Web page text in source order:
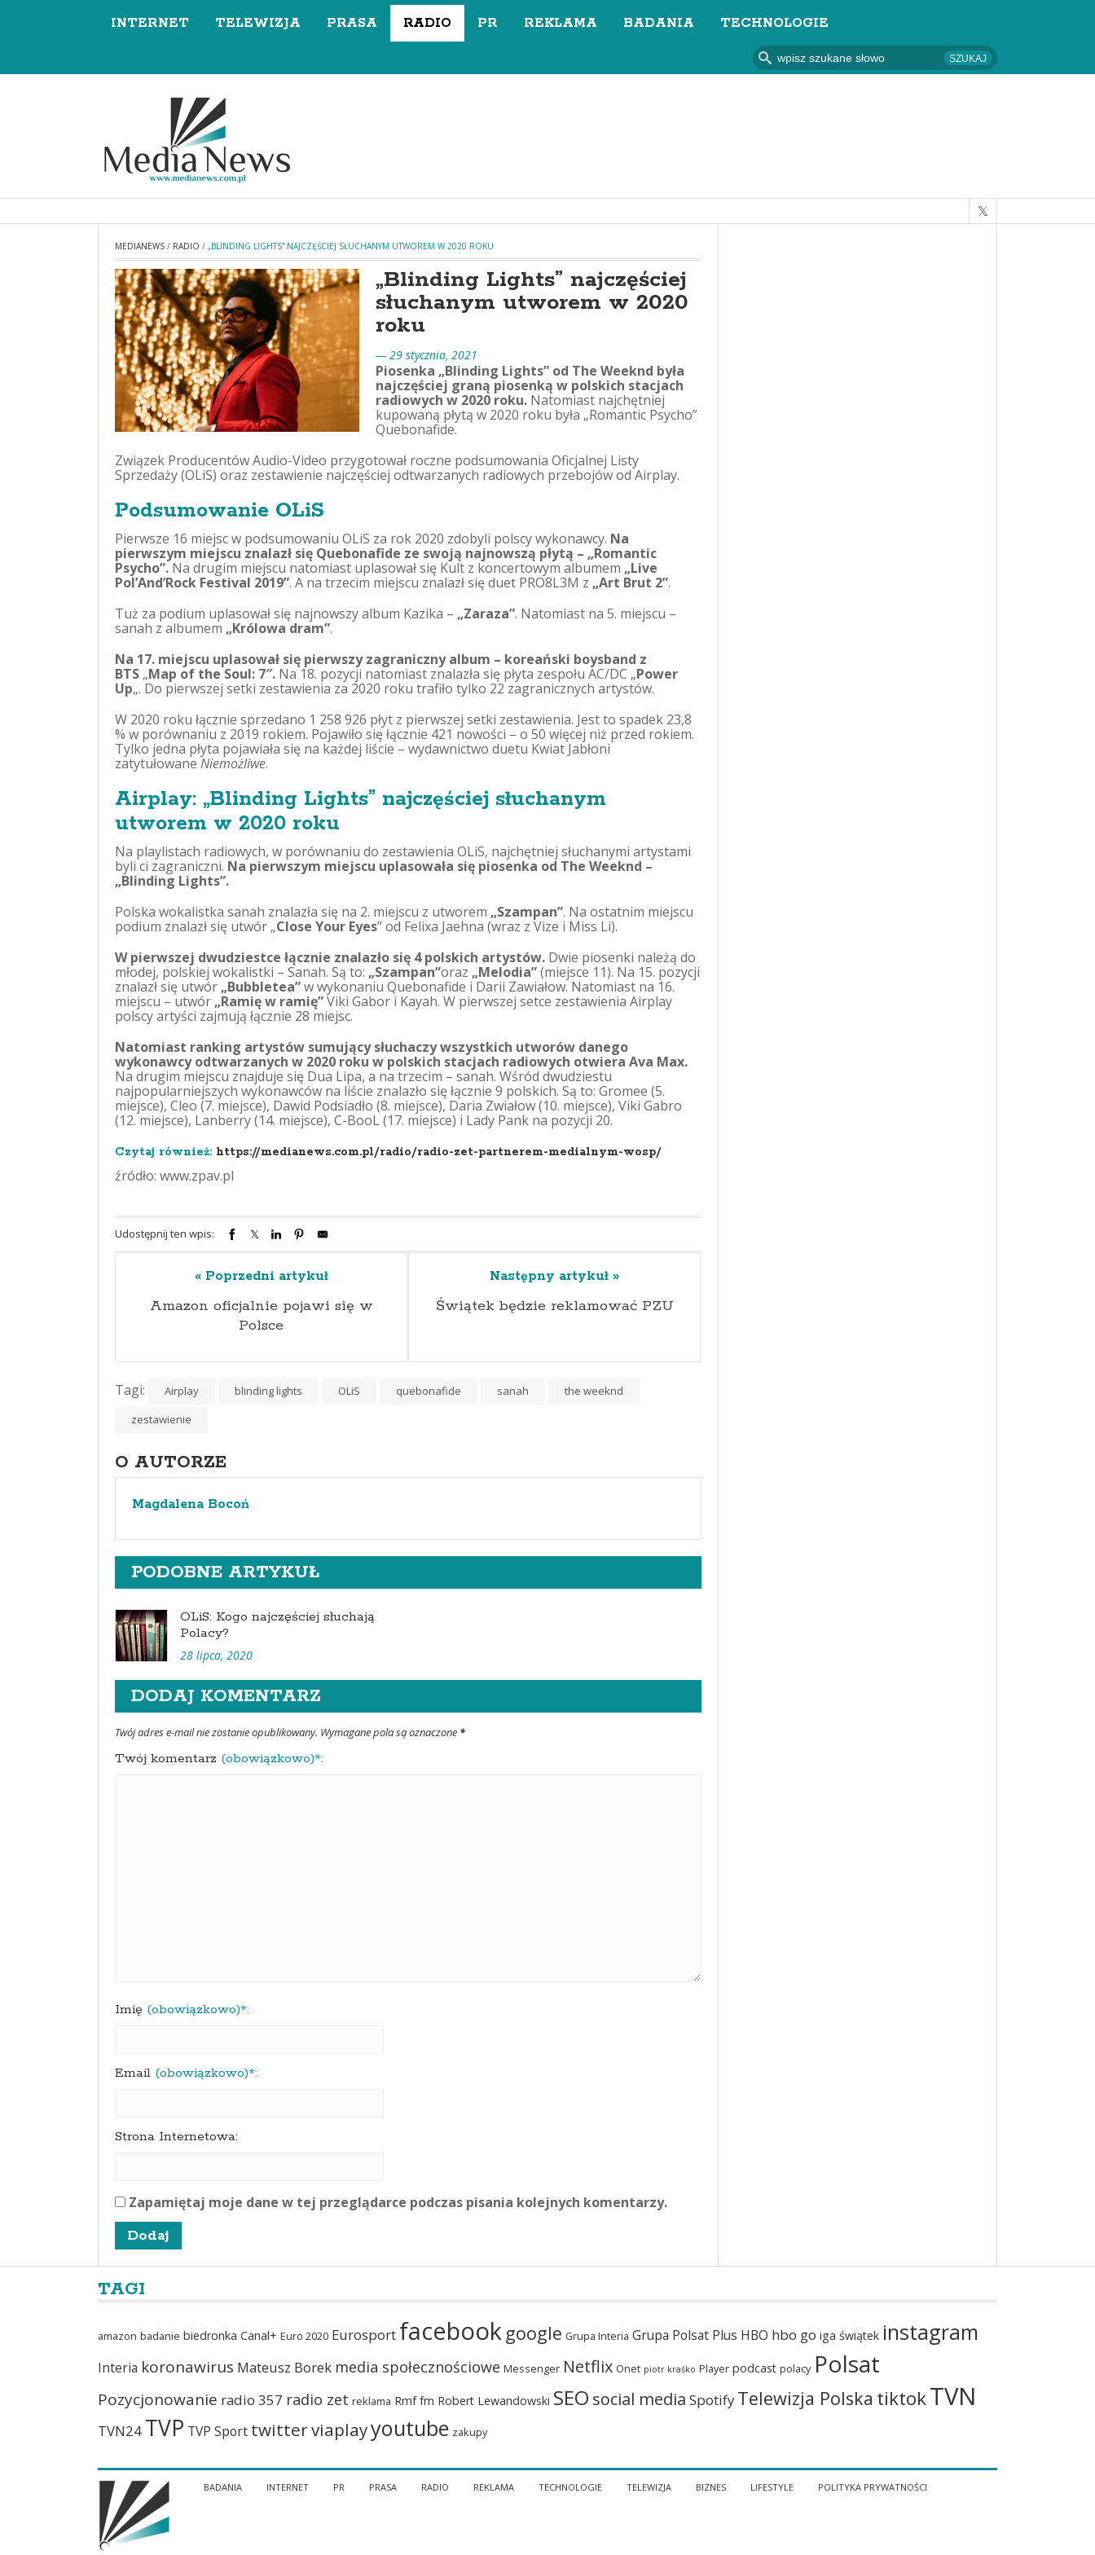
INTERNET TELEWIZJA PRASA RADIO PR REKLAMA BADANIA TECHNOLOGIE
MEDIANEWS / RADIO / „BLINDING LIGHTS” NAJCZĘŚCIEJ SŁUCHANYM UTWOREM W 2020 ROKU
„Blinding Lights” najczęściej
słuchanym utworem w 2020
roku
— 29 stycznia, 2021
Piosenka „Blinding Lights” od The Weeknd była
najczęściej graną piosenką w polskich stacjach
radiowych w 2020 roku. Natomiast najchętniej
kupowaną płytą w 2020 roku była „Romantic Psycho”
Quebonafide.
Związek Producentów Audio-Video przygotował roczne podsumowania Oficjalnej Listy
Sprzedaży (OLiS) oraz zestawienie najczęściej odtwarzanych radiowych przebojów od Airplay.
Podsumowanie OLiS
Pierwsze 16 miejsc w podsumowaniu OLiS za rok 2020 zdobyli polscy wykonawcy. Na
pierwszym miejscu znalazł się Quebonafide ze swoją najnowszą płytą – „Romantic
Psycho”. Na drugim miejscu natomiast uplasował się Kult z koncertowym albumem „Live
Pol’And’Rock Festival 2019”. A na trzecim miejscu znalazł się duet PRO8L3M z „Art Brut 2”.
Tuż za podium uplasował się najnowszy album Kazika – „Zaraza”. Natomiast na 5. miejscu –
sanah z albumem „Królowa dram”.
Na 17. miejscu uplasował się pierwszy zagraniczny album – koreański boysband z
BTS „Map of the Soul: 7″. Na 18. pozycji natomiast znalazła się płyta zespołu AC/DC „Power
Up„. Do pierwszej setki zestawienia za 2020 roku trafiło tylko 22 zagranicznych artystów.
W 2020 roku łącznie sprzedano 1 258 926 płyt z pierwszej setki zestawienia. Jest to spadek 23,8
% w porównaniu z 2019 rokiem. Pojawiło się łącznie 421 nowości – o 50 więcej niż przed rokiem.
Tylko jedna płyta pojawiała się na każdej liście – wydawnictwo duetu Kwiat Jabłoni
zatytułowane Niemożliwe.
Airplay: „Blinding Lights” najczęściej słuchanym
utworem w 2020 roku
Na playlistach radiowych, w porównaniu do zestawienia OLiS, najchętniej słuchanymi artystami
byli ci zagraniczni. Na pierwszym miejscu uplasowała się piosenka od The Weeknd –
„Blinding Lights”.
Polska wokalistka sanah znalazła się na 2. miejscu z utworem „Szampan”. Na ostatnim miejscu
podium znalazł się utwór „Close Your Eyes” od Felixa Jaehna (wraz z Vize i Miss Li).
W pierwszej dwudziestce łącznie znalazło się 4 polskich artystów. Dwie piosenki należą do
młodej, polskiej wokalistki – Sanah. Są to: „Szampan”oraz „Melodia”(miejsce 11). Na 15. pozycji
znalazł się utwór „Bubbletea”w wykonaniu Quebonafide i Darii Zawiałow. Natomiast na 16.
miejscu – utwór „Ramię w ramię”Viki Gabor i Kayah. W pierwszej setce zestawienia Airplay
polscy artyści zajmują łącznie 28 miejsc.
Natomiast ranking artystów sumujący słuchaczy wszystkich utworów danego
wykonawcy odtwarzanych w 2020 roku w polskich stacjach radiowych otwiera Ava Max.
Na drugim miejscu znajduje się Dua Lipa, a na trzecim – sanah. Wśród dwudziestu
najpopularniejszych wykonawców na liście znalazło się łącznie 9 polskich. Są to: Gromee (5.
miejsce), Cleo (7. miejsce), Dawid Podsiadło (8. miejsce), Daria Zwiałow (10. miejsce), Viki Gabro
(12. miejsce), Lanberry (14. miejsce), C-BooL (17. miejsce) i Lady Pank na pozycji 20.
Czytaj również: https://medianews.com.pl/radio/radio-zet-partnerem-medialnym-wosp/
źródło: www.zpav.pl
Udostępnij ten wpis:
« Poprzedni artykuł
Amazon oficjalnie pojawi się w
Polsce
Następny artykuł »
Świątek będzie reklamować PZU
Tagi: Airplay blinding lights OLiS quebonafide sanah
the weeknd
zestawienie
O AUTORZE
Magdalena Bocoń
PODOBNE ARTYKUŁ
OLiS: Kogo najczęściej słuchają
Polacy?
28 lipca, 2020
DODAJ KOMENTARZ
Twój adres e-mail nie zostanie opublikowany. Wymagane pola są oznaczone *
Twój komentarz (obowiązkowo)*:
Imię (obowiązkowo)*:
Email (obowiązkowo)*:
Strona Internetowa:
Zapamiętaj moje dane w tej przeglądarce podczas pisania kolejnych komentarzy.
TAGI
amazon badanie biedronka Canal+ Euro 2020 Eurosport facebook google Grupa Interia Grupa Polsat Plus HBO hbo go iga świątek instagram
Interia koronawirus Mateusz Borek media społecznościowe Messenger Netflix Onet piotr kraśko Player podcast polacy Polsat
Pozycjonowanie radio 357 radio zet reklama Rmf fm Robert Lewandowski SEO social media Spotify Telewizja Polska tiktokTVN
TVN24 TVP TVP Sport twitterviaplayyoutube zakupy
BADANIA INTERNET PR PRASA RADIO REKLAMA TECHNOLOGIE TELEWIZJA BIZNES LIFESTYLE POLITYKA PRYWATNOŚCI